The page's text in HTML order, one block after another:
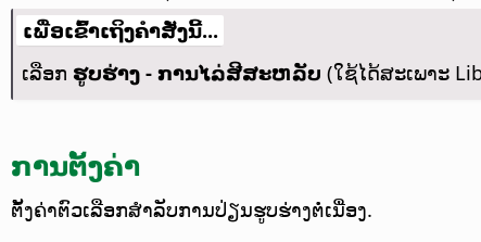
ເພື່ອເຂົ້າເຖິງຄຳສັ່ງນີ້...
ເລືອກ ຮູບຮ່າງ - ການໄລ່ສີສະຫລັບ (ໃຊ້ໄດ້ສະເພາະ
ການຕັ້ງຄ່າ
ຕັ້ງຄ່າຕົວເລືອກສຳລັບການປ່ຽນຮູບຮ່າງຕໍ່ເນື່ອງ.